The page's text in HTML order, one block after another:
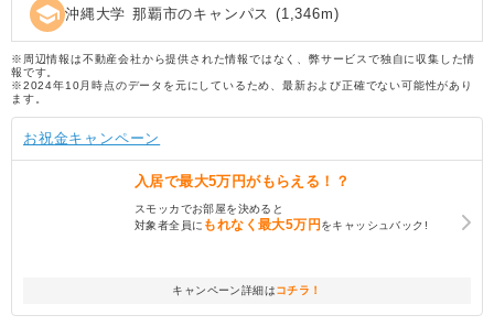
school 沖縄大学 那覇市のキャンパス (1,346m)
※周辺情報は不動産会社から提供された情報ではなく、弊サービスで独自に収集した情
報です。
※2024年10月時点のデータを元にしているため、最新および正確でない可能性があり
ます。
お祝金キャンペーン
入居で最大5万円がもらえる！？
スモッカでお部屋を決めると
対象者全員に もれなく最大5万円 をキャッシュバック!
キャンペーン詳細はコチラ！